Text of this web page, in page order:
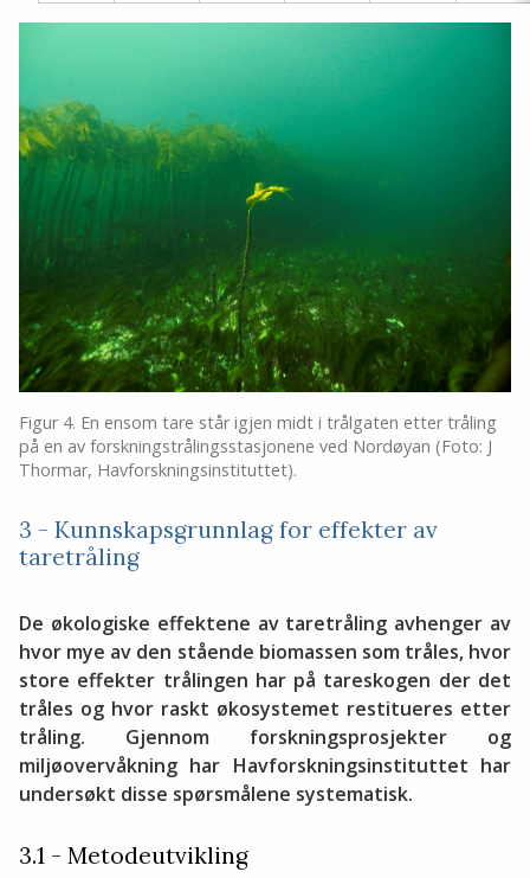
Figur 4. En ensom tare står igjen midt i trålgaten etter tråling
på en av forskningstrålingsstasjonene ved Nordøyan (Foto: J
Thormar, Havforskningsinstituttet).
3 - Kunnskapsgrunnlag for effekter av
taretråling
De økologiske effektene av taretråling avhenger av
hvor mye av den stående biomassen som tråles, hvor
store effekter trålingen har på tareskogen der det
tråles og hvor raskt økosystemet restitueres etter
tråling. Gjennom forskningsprosjekter og
miljøovervåkning har Havforskningsinstituttet har
undersøkt disse spørsmålene systematisk.
3.1 - Metodeutvikling